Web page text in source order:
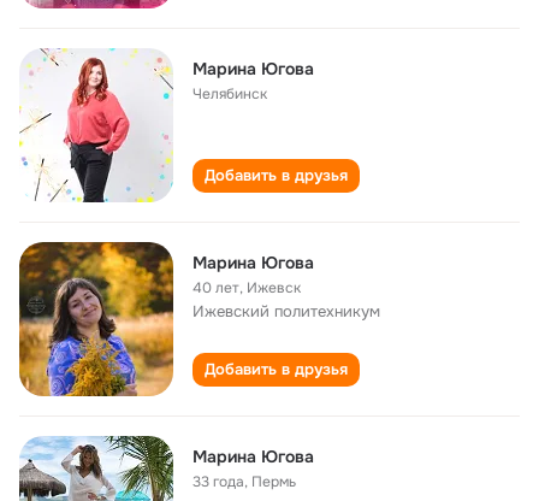
Марина Югова
Челябинск
Добавить в друзья
Марина Югова
40 лет, Ижевск
Ижевский политехникум
Добавить в друзья
Марина Югова
33 года, Пермь